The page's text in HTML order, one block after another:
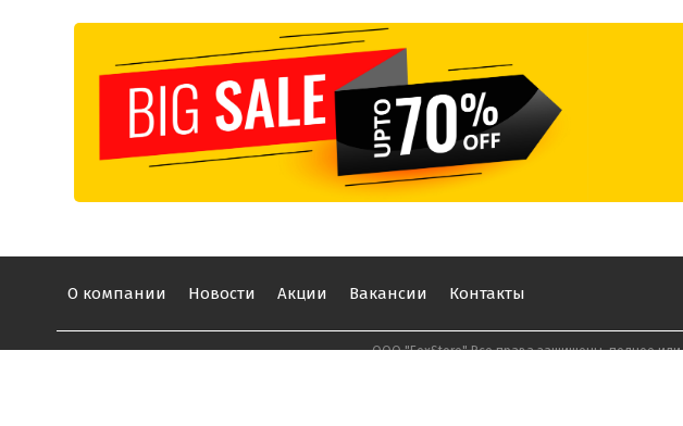
О компании Новости Акции Вакансии Контакты
ООО "FoxStore" Все права защищены, полное или